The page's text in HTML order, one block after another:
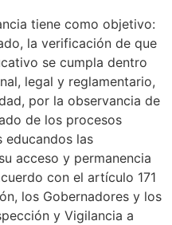
tiene como objetivo:
la verificación de que
se cumpla dentro
legal y reglamentario,
por la observancia de
de los procesos
educandos las
acceso y permanencia
con el artículo 171
los Gobernadores y los
y Vigilancia a